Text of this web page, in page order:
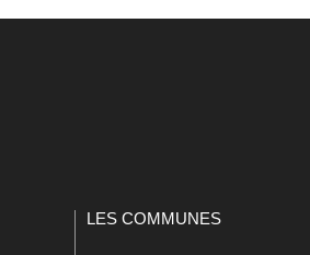
LES COMMUNES